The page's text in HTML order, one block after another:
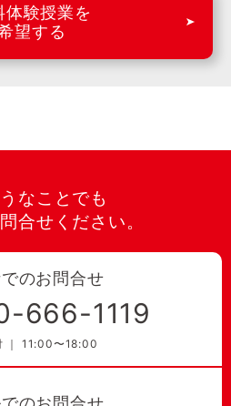
体験授業を
望する
なことでも
合せください。
のお問合せ
666-1119
｜ 11:00〜18:00